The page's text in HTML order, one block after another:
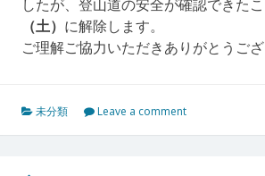
したが、登山道の安全が確認できた
（土） に解除します。
ご理解ご協力いただきありがとうござ
未分類 Leave a comment